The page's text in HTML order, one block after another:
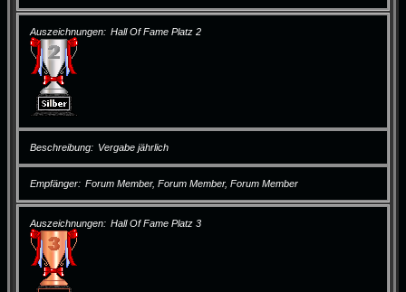
Auszeichnungen Hall Of Fame Platz 2
Beschreibung Vergabe jährlich
Empfänger Forum Member, Forum Member, Forum Member
Auszeichnungen Hall Of Fame Platz 3